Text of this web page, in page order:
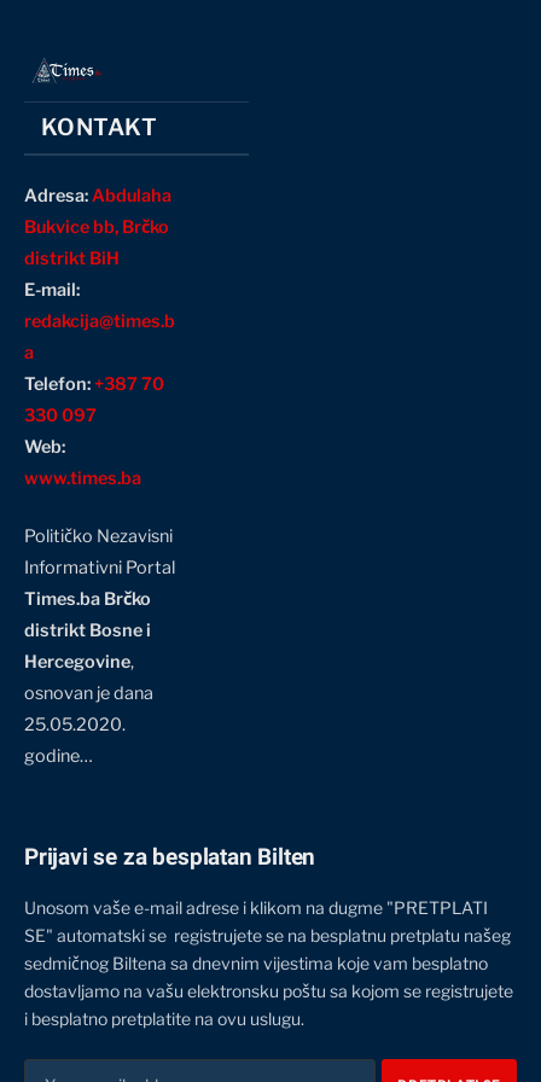
KONTAKT
Adresa:Abdulaha
Bukvice bb, Brčko
distrikt BiH
E-mail:
redakcija@times.b
a
Telefon:+387 70
330 097
Web:
www.times.ba
Političko Nezavisni
Informativni Portal
Times.ba Brčko
distrikt Bosne i
Hercegovine,
osnovan je dana
25.05.2020.
godine…
Prijavi se za besplatan Bilten
Unosom vaše e-mail adrese i klikom na dugme "PRETPLATI
SE" automatski se registrujete se na besplatnu pretplatu našeg
sedmičnog Biltena sa dnevnim vijestima koje vam besplatno
dostavljamo na vašu elektronsku poštu sa kojom se registrujete
i besplatno pretplatite na ovu uslugu.